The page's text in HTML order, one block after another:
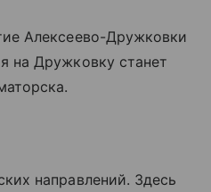
Алексеево-Дружковки
на Дружковку станет
направлений. Здесь